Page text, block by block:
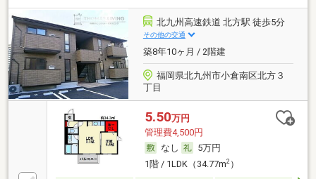
北九州高速鉄道 北方駅 徒歩5分
その他の交通
築8年10ヶ月 / 2階建
福岡県北九州市小倉南区北方３
丁目
5.50万円
管理費4,500円
なし
5万円
1階 / 1LDK（34.77m2）